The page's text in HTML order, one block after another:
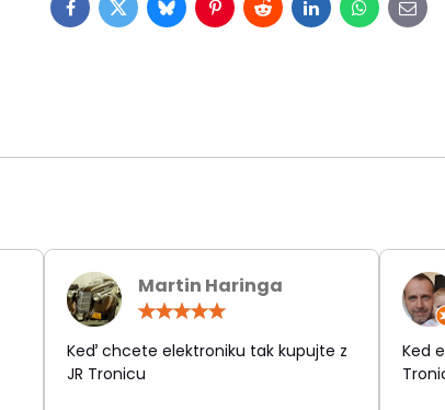
Facebook
TwitterBlueskyPinterest
RedditLinkedInWhatsApp
E-
mail
Martin Haringa
/
5
Keď chcete elektroniku tak kupujte z
JR Tronicu
Ked